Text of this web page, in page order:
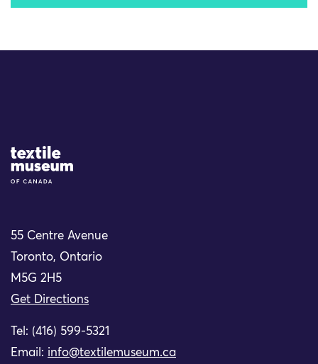
Site Logo
55 Centre Avenue
Toronto, Ontario
M5G 2H5
Get Directions
Tel: (416) 599-5321
Email: info@textilemuseum.ca